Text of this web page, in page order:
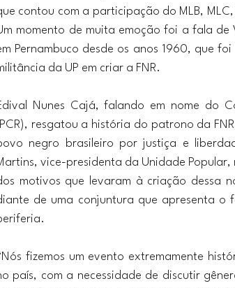
contou com a participação do MLB,
momento de muita emoção foi a fala
Pernambuco desde os anos 1960, que
da UP em criar a FNR.
Nunes Cajá, falando em nome do
resgatou a história do patrono da
negro brasileiro por justiça e
vice-presidenta da Unidade
motivos que levaram à criação dessa
de uma conjuntura que apresenta
fizemos um evento extremamente
país, com a necessidade de discutir